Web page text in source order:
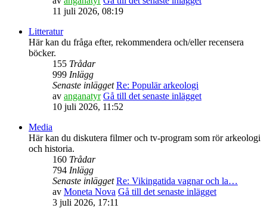
11 juli 2026, 08:19
Litteratur
Här kan du fråga efter, rekommendera och/eller recensera
böcker.
155 Trådar
999 Inlägg
Senaste inlägget Re: Populär arkeologi
av anganatyr Gå till det senaste inlägget
10 juli 2026, 11:52
Media
Här kan du diskutera filmer och tv-program som rör arkeologi
och historia.
160 Trådar
794 Inlägg
Senaste inlägget Re: Vikingatida vagnar och la…
av Moneta Nova Gå till det senaste inlägget
3 juli 2026, 17:11